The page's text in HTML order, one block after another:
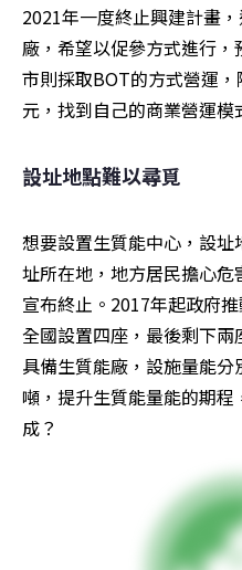
2021年一度終止興建計畫
廠，希望以促參方式進行
市則採取BOT的方式營運
元，找到自己的商業營運模
設址地點難以尋覓
想要設置生質能中心，設
址所在地，地方居民擔心
宣布終止。2017年起政府
全國設置四座，最後剩下
具備生質能廠，設施量能
噸，提升生質能量能的期
成？